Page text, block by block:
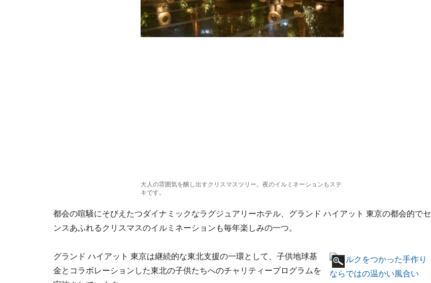
大人の雰囲気を醸し出すクリスマスツリー。夜のイルミネーションもステ
キです。
都会の喧騒にそびえたつダイナミックなラグジュアリーホテル、グランド ハイアット 東京の都会的でセ
ンスあふれるクリスマスのイルミネーションも毎年楽しみの一つ。
グランド ハイアット 東京は継続的な東北支援の一環として、子供地球基
金とコラボレーションした東北の子供たちへのチャリティープログラムを